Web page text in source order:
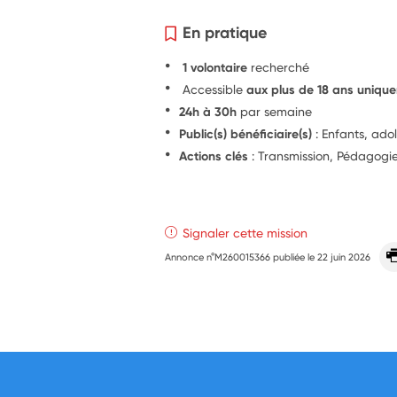
En pratique
1 volontaire recherché
Accessibleaux plus de 18 ans
24h à 30h par semaine
Public(s) bénéficiaire(s) : Enfants,
Actions clés : Transmission,
Signaler cette mission
Annonce n°M260015366 publiée le22 juin 2026